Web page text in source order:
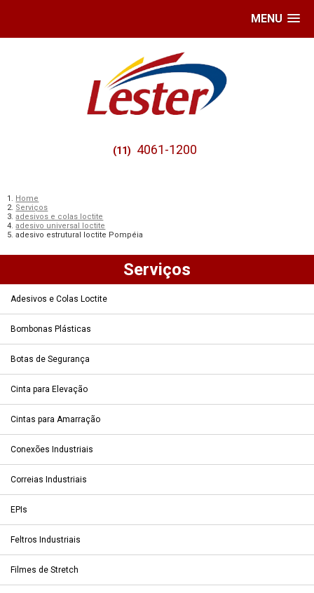
MENU
(11) 4061-1200
Home
Serviços
adesivos e colas loctite
adesivo universal loctite
adesivo estrutural loctite Pompéia
Serviços
Adesivos e Colas Loctite
Bombonas Plásticas
Botas de Segurança
Cinta para Elevação
Cintas para Amarração
Conexões Industriais
Correias Industriais
EPIs
Feltros Industriais
Filmes de Stretch